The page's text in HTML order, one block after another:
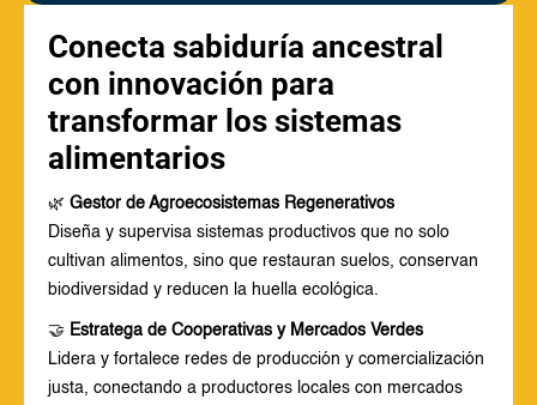
Conecta sabiduría ancestral
con innovación para
transformar los sistemas
alimentarios
🌿 Gestor de Agroecosistemas Regenerativos
Diseña y supervisa sistemas productivos que no solo
cultivan alimentos, sino que restauran suelos, conservan
biodiversidad y reducen la huella ecológica.
🤝 Estratega de Cooperativas y Mercados Verdes
Lidera y fortalece redes de producción y comercialización
justa, conectando a productores locales con mercados